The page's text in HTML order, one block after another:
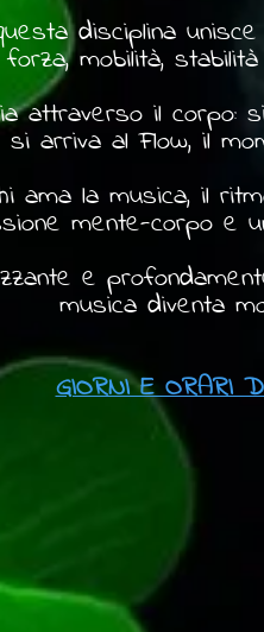
disciplina
forza, mobilità,
attraverso il
arriva al Flow, il
la musica, il
mente-corpo e
e
musica diventa
GIORNI E ORARI